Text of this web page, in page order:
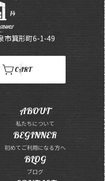
市箕形町6-1-49
CART
ABOUT
私たちについて
BEGINNER
初めてご利用になる方へ
BLOG
ブログ